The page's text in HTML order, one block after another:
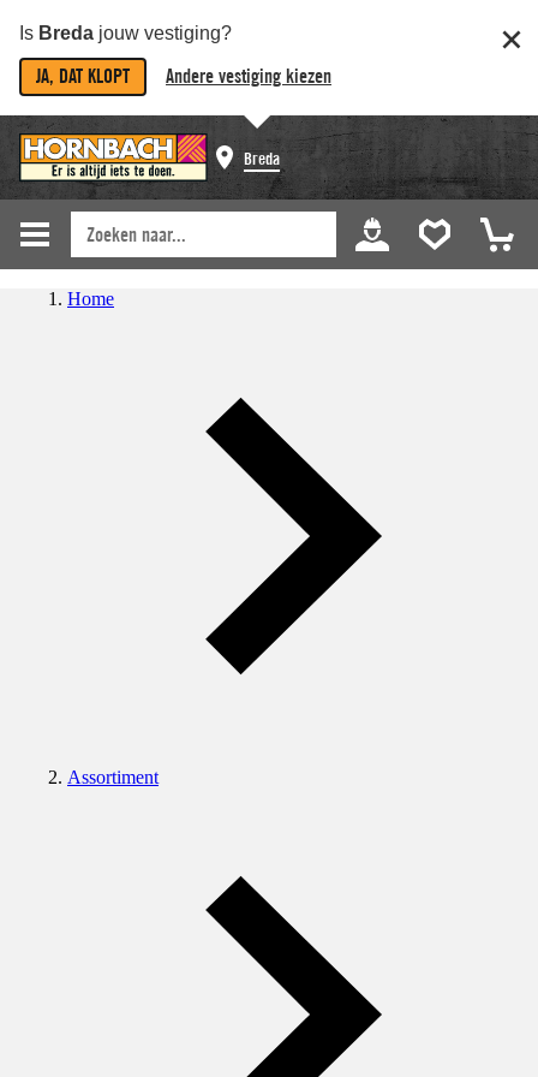
Is Breda jouw vestiging?
JA, DAT KLOPT Andere vestiging kiezen
Breda
Home
Assortiment